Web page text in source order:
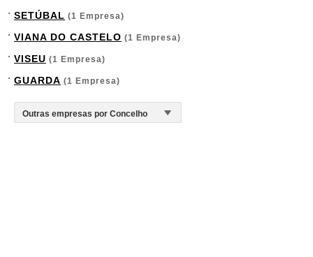
SETÚBAL (1 Empresa)
VIANA DO CASTELO (1 Empresa)
VISEU (1 Empresa)
GUARDA (1 Empresa)